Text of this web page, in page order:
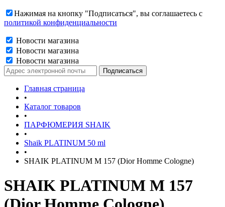
Нажимая на кнопку "Подписаться", вы соглашаетесь с
политикой конфиденциальности
Новости магазина
Новости магазина
Новости магазина
Главная страница
•
Каталог товаров
•
ПАРФЮМЕРИЯ SHAIK
•
Shaik PLATINUM 50 ml
•
SHAIK PLATINUM M 157 (Dior Homme Cologne)
SHAIK PLATINUM M 157